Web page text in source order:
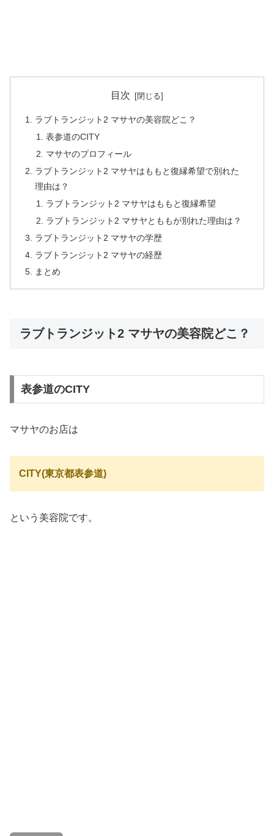
目次
ラブトランジット2 マサヤの美容院どこ？
表参道のCITY
マサヤのプロフィール
ラブトランジット2 マサヤはももと復縁希望で別れた
理由は？
ラブトランジット2 マサヤはももと復縁希望
ラブトランジット2 マサヤとももが別れた理由は？
ラブトランジット2 マサヤの学歴
ラブトランジット2 マサヤの経歴
まとめ
ラブトランジット2 マサヤの美容院どこ？
表参道のCITY
マサヤのお店は
CITY(東京都表参道)
という美容院です。